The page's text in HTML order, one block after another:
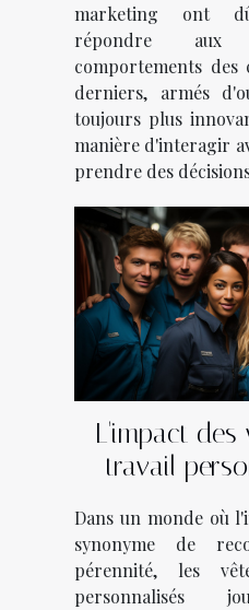
marketing ont
répondre aux
comportements des
derniers, armés
toujours plus
manière d'interagir
prendre des
L'impact des
travail
divers
Dans un monde où
synonyme de
pérennité, les